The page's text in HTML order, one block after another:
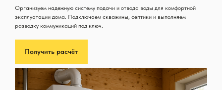
Организуем надежную систему подачи и отвода воды для комфортной
эксплуатации дома. Подключаем скважины, септики и выполняем
разводку коммуникаций под ключ.
Получить расчёт